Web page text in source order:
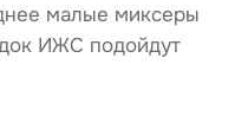
малые миксеры
ИЖС подойдут